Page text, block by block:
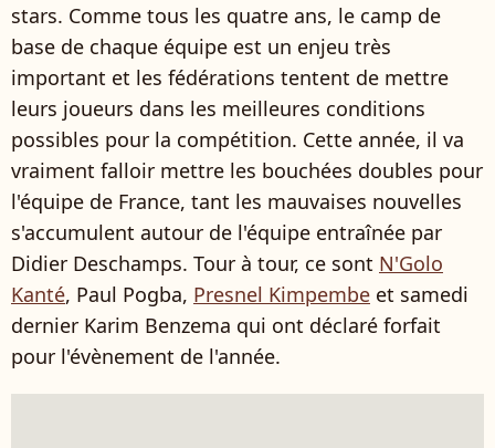
stars. Comme tous les quatre ans, le camp de
base de chaque équipe est un enjeu très
important et les fédérations tentent de mettre
leurs joueurs dans les meilleures conditions
possibles pour la compétition. Cette année, il va
vraiment falloir mettre les bouchées doubles pour
l'équipe de France, tant les mauvaises nouvelles
s'accumulent autour de l'équipe entraînée par
Didier Deschamps. Tour à tour, ce sont N'Golo
Kanté, Paul Pogba, Presnel Kimpembe et samedi
dernier Karim Benzema qui ont déclaré forfait
pour l'évènement de l'année.